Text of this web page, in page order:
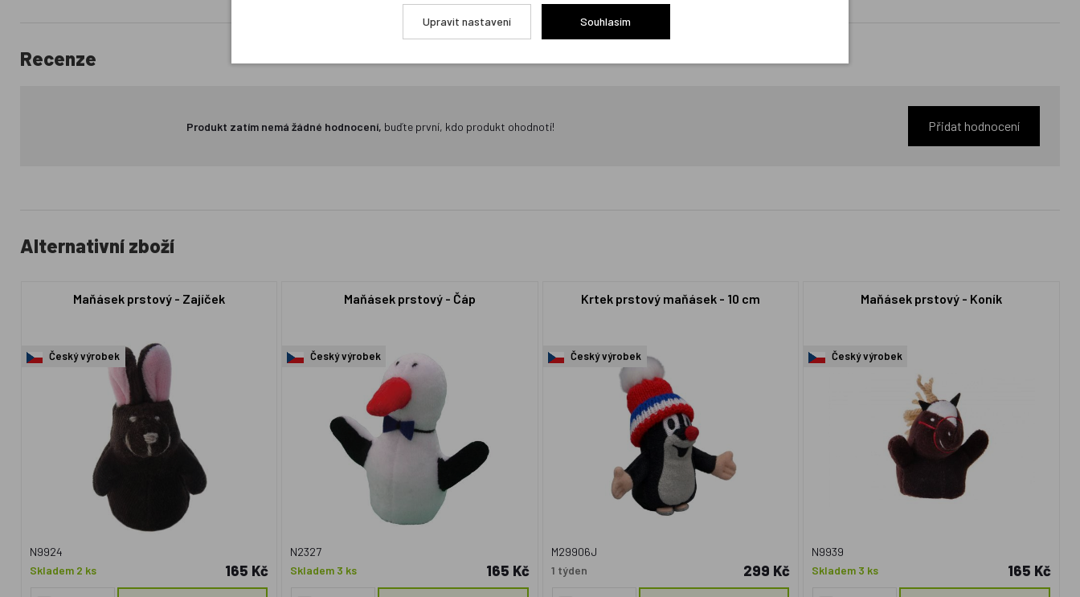
Recenze
Produkt zatím nemá žádné hodnocení, buďte první, kdo produkt ohodnotí! Přidat hodnocení
Alternativní zboží
Maňásek prstový - Zajíček
Český výrobek
N9924
Skladem 2 ks
165 Kč
Maňásek prstový - Čáp
Český výrobek
N2327
Skladem 3 ks
165 Kč
Krtek prstový maňásek - 10 cm
Český výrobek
M29906J
1 týden
299 Kč
Maňásek prstový - Koník
Český výrobek
N9939
Skladem 3 ks
165 Kč
Upravit nastavení Souhlasím